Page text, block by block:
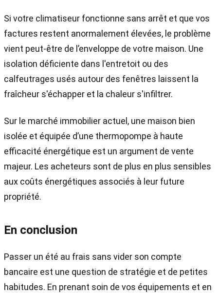
Si votre climatiseur fonctionne sans arrêt et que vos
factures restent anormalement élevées, le problème
vient peut-être de l’enveloppe de votre maison. Une
isolation déficiente dans l'entretoit ou des
calfeutrages usés autour des fenêtres laissent la
fraîcheur s'échapper et la chaleur s'infiltrer.
Sur le marché immobilier actuel, une maison bien
isolée et équipée d’une thermopompe à haute
efficacité énergétique est un argument de vente
majeur. Les acheteurs sont de plus en plus sensibles
aux coûts énergétiques associés à leur future
propriété.
En conclusion
Passer un été au frais sans vider son compte
bancaire est une question de stratégie et de petites
habitudes. En prenant soin de vos équipements et en